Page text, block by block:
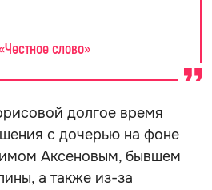
слово»
долгое время
с дочерью на фоне
Аксеновым, бывшем
а также из-за